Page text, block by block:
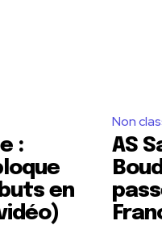
:
en
Non
AS